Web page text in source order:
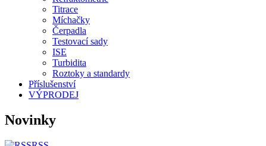
Titrace
Míchačky
Čerpadla
Testovací sady
ISE
Turbidita
Roztoky a standardy
Příslušenství
VÝPRODEJ
Novinky